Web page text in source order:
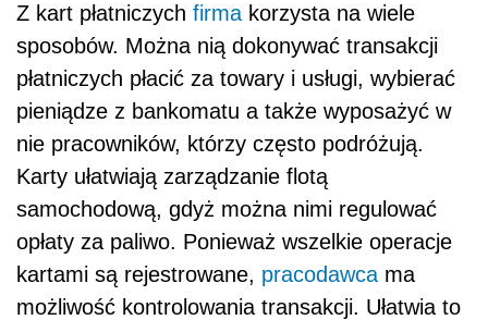
Z kart płatniczych firma korzysta na wiele
sposobów. Można nią dokonywać transakcji
płatniczych płacić za towary i usługi, wybierać
pieniądze z bankomatu a także wyposażyć w
nie pracowników, którzy często podróżują.
Karty ułatwiają zarządzanie flotą
samochodową, gdyż można nimi regulować
opłaty za paliwo. Ponieważ wszelkie operacje
kartami są rejestrowane, pracodawca ma
możliwość kontrolowania transakcji. Ułatwia to